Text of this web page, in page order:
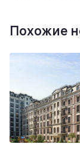
Похожие